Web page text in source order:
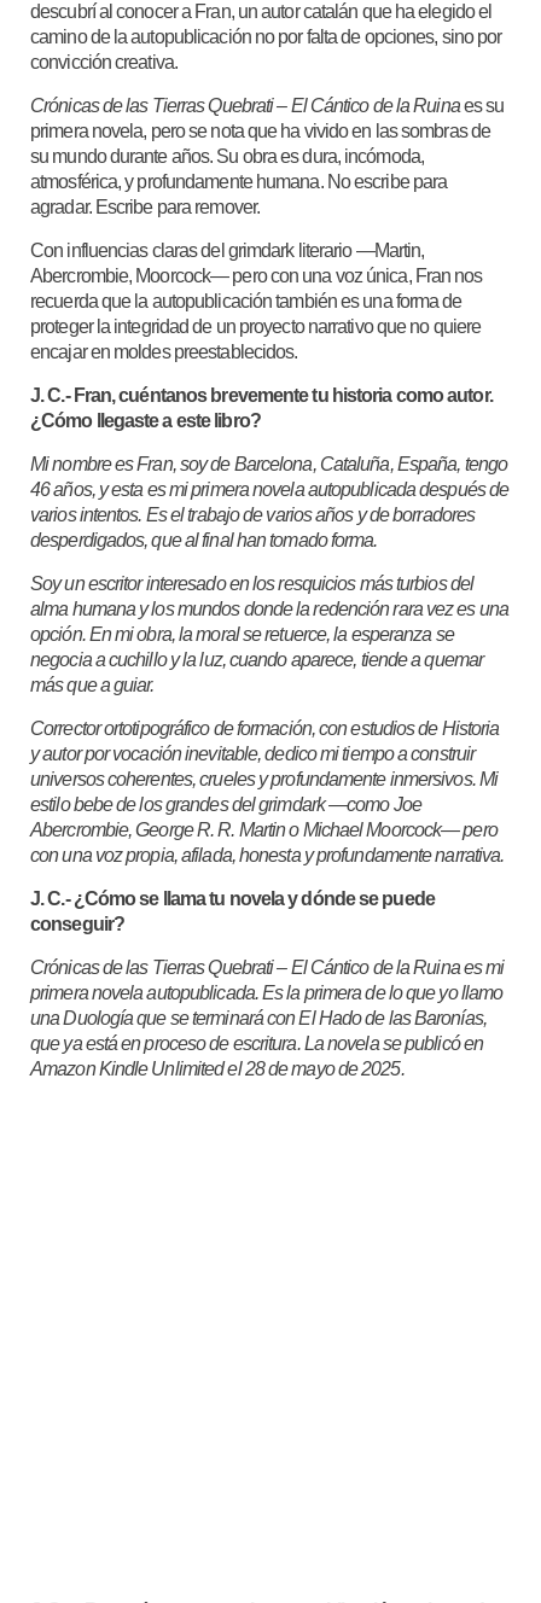
descubrí al conocer a Fran, un autor catalán que ha elegido el
camino de la autopublicación no por falta de opciones, sino por
convicción creativa.
Crónicas de las Tierras Quebrati – El Cántico de la Ruinaes su
primera novela, pero se nota que ha vivido en las sombras de
su mundo durante años. Su obra es dura, incómoda,
atmosférica, y profundamente humana. No escribe para
agradar. Escribe para remover.
Con influencias claras del grimdark literario —Martin,
Abercrombie, Moorcock— pero con una voz única, Fran nos
recuerda que la autopublicación también es una forma de
proteger la integridad de un proyecto narrativo que no quiere
encajar en moldes preestablecidos.
J. C.- Fran, cuéntanos brevemente tu historia como autor.
¿Cómo llegaste a este libro?
Mi nombre es Fran, soy de Barcelona, Cataluña, España, tengo
46 años, y esta es mi primera novela autopublicada después de
varios intentos. Es el trabajo de varios años y de borradores
desperdigados, que al final han tomado forma.
Soy un escritor interesado en los resquicios más turbios del
alma humana y los mundos donde la redención rara vez es una
opción. En mi obra, la moral se retuerce, la esperanza se
negocia a cuchillo y la luz, cuando aparece, tiende a quemar
más que a guiar.
Corrector ortotipográfico de formación, con estudios de Historia
y autor por vocación inevitable, dedico mi tiempo a construir
universos coherentes, crueles y profundamente inmersivos. Mi
estilo bebe de los grandes del grimdark —como Joe
Abercrombie, George R. R. Martin o Michael Moorcock— pero
con una voz propia, afilada, honesta y profundamente narrativa.
J. C.- ¿Cómo se llama tu novela y dónde se puede
conseguir?
Crónicas de las Tierras Quebrati – El Cántico de la Ruina es mi
primera novela autopublicada. Es la primera de lo que yo llamo
una Duología que se terminará con El Hado de las Baronías,
que ya está en proceso de escritura. La novela se publicó en
Amazon Kindle Unlimited el 28 de mayo de 2025.